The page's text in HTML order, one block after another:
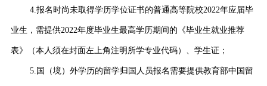
4.报名时尚未取得学历学位证书的普通高等院校2022年应届毕
业生，需提供2022年度毕业生最高学历期间的《毕业生就业推荐
表》（本人须在封面左上角注明所学专业代码）、学生证；
5.国（境）外学历的留学归国人员报名需要提供教育部中国留